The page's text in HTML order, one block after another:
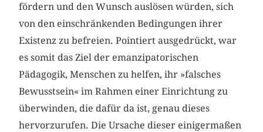
fördern und den Wunsch auslösen würden, sich
von den einschränkenden Bedingungen ihrer
Existenz zu befreien. Pointiert ausgedrückt, war
es somit das Ziel der emanzipatorischen
Pädagogik, Menschen zu helfen, ihr »falsches
Bewusstsein« im Rahmen einer Einrichtung zu
überwinden, die dafür da ist, genau dieses
hervorzurufen. Die Ursache dieser einigermaßen